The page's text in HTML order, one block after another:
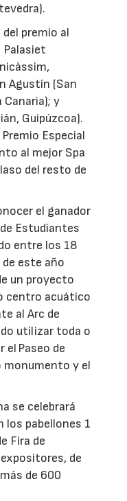
premio al
Palasiet
Agustín (San
Canaria); y
Guipúzcoa).
Especial
al mejor Spa
del resto de
el ganador
Estudiantes
entre los 18
este año
un proyecto
centro acuático
al Arc de
utilizar toda o
el Paseo de
monumento y el
se celebrará
los pabellones 1
Fira de
de
de 600